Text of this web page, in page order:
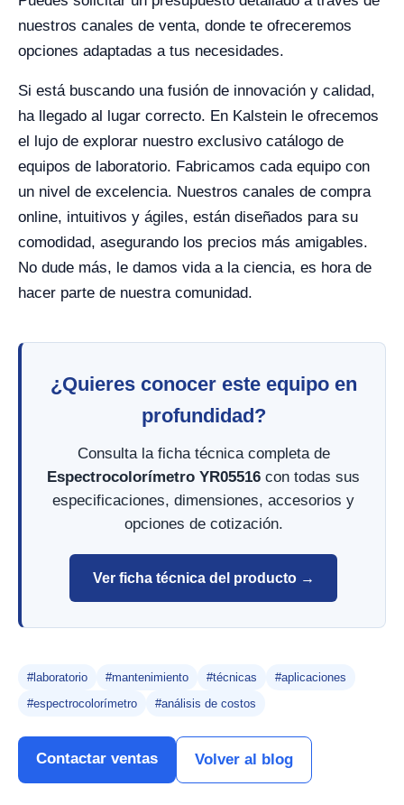
nuestros canales de venta, donde te ofreceremos
opciones adaptadas a tus necesidades.
Si está buscando una fusión de innovación y calidad,
ha llegado al lugar correcto. En Kalstein le ofrecemos
el lujo de explorar nuestro exclusivo catálogo de
equipos de laboratorio. Fabricamos cada equipo con
un nivel de excelencia. Nuestros canales de compra
online, intuitivos y ágiles, están diseñados para su
comodidad, asegurando los precios más amigables.
No dude más, le damos vida a la ciencia, es hora de
hacer parte de nuestra comunidad.
¿Quieres conocer este equipo en
profundidad?
Consulta la ficha técnica completa de
Espectrocolorímetro YR05516 con todas sus
especificaciones, dimensiones, accesorios y
opciones de cotización.
Ver ficha técnica del producto →
#laboratorio #mantenimiento #técnicas
#aplicaciones
#espectrocolorímetro
#análisis de costos
Contactar ventas Volver al blog